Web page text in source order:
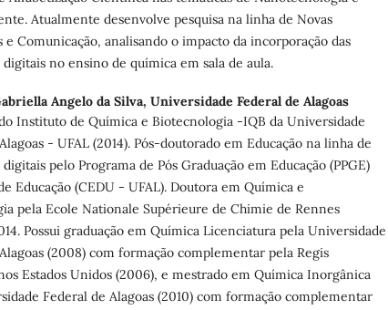
Atualmente desenvolve pesquisa na linha de Novas
e Comunicação, analisando o impacto da incorporação das
no ensino de química em sala de aula.
Angelo da Silva, Universidade Federal de Alagoas
Instituto de Química e Biotecnologia -IQB da Universidade
- UFAL (2014). Pós-doutorado em Educação na linha de
pelo Programa de Pós Graduação em Educação (PPGE)
Educação (CEDU - UFAL). Doutora em Química e
pela Ecole Nationale Supérieure de Chimie de Rennes
Possui graduação em Química Licenciatura pela Universidade
(2008) com formação complementar pela Regis
Estados Unidos (2006), e mestrado em Química Inorgânica
Federal de Alagoas (2010) com formação complementar